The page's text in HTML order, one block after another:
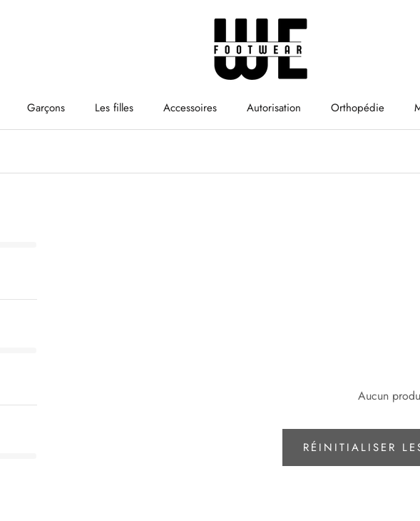
Garçons Les filles Accessoires Autorisation Orthopédie
Aucun
RÉINITIALISER